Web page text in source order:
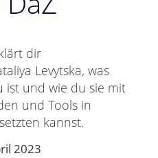
dir
Levytska, was
ist und wie du sie mit
und Tools in
kannst.
2023